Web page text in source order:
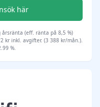
här
(eff. ränta på 8,5 %)
kr inkl. avgifter. (3 388 kr/mån.).
%.